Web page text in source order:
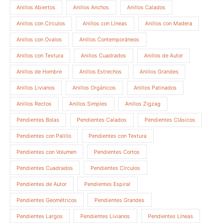
Anillos Abiertos Anillos Anchos Anillos Calados
Anillos con Círculos Anillos con Líneas Anillos con Madera
Anillos con Ovalos Anillos Contemporáneos
Anillos con Textura Anillos Cuadrados Anillos de Autor
Anillos de Hombre Anillos Estrechos Anillos Grandes
Anillos Livianos Anillos Orgánicos Anillos Patinados
Anillos Rectos Anillos Simples Anillos Zigzag
Pendientes Bolas Pendientes Calados Pendientes Clásicos
Pendientes con Palillo Pendientes con Textura
Pendientes con Volumen Pendientes Cortos
Pendientes Cuadrados Pendientes Círculos
Pendientes de Autor Pendientes Espiral
Pendientes Geométricos Pendientes Grandes
Pendientes Largos Pendientes Livianos Pendientes Líneas